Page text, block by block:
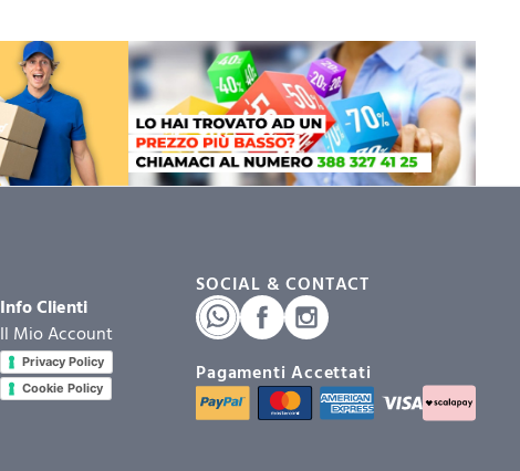
Info Clienti
Il Mio Account
Privacy Policy
Cookie Policy
SOCIAL & CONTACT
Pagamenti Accettati